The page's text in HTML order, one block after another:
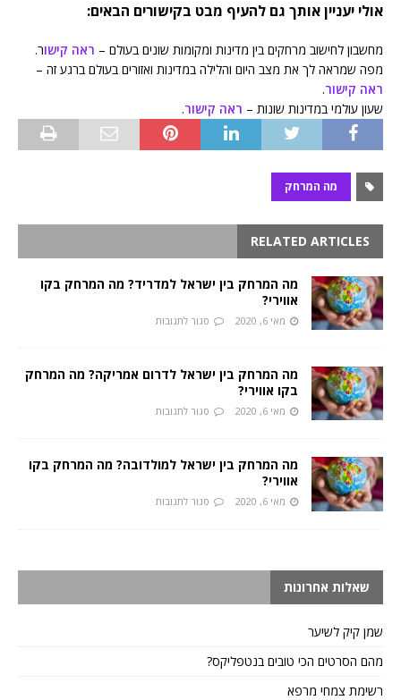
אולי יעניין אותך גם להעיף מבט בקישורים הבאים:
מחשבון לחישוב מרחקים בין מדינות ומקומות שונים בעולם – ראה קישור.
מפה שמראה לך את מצב היום והלילה במדינות ואזורים בעולם ברגע זה –
ראה קישור.
שעון עולמי במדינות שונות – ראה קישור.
מה המרחק
RELATED ARTICLES
מה המרחק בין ישראל למדריד? מה המרחק בקו
אווירי?
מאי 6, 2020 סגור לתגובות
מה המרחק בין ישראל לדרום אמריקה? מה המרחק
בקו אווירי?
מאי 6, 2020 סגור לתגובות
מה המרחק בין ישראל למולדובה? מה המרחק בקו
אווירי?
מאי 6, 2020 סגור לתגובות
שאלות אחרונות
שמן קיק לשיער
מהם הסרטים הכי טובים בנטפליקס?
רשימת צמחי מרפא